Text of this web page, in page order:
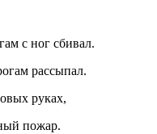
с ног сбивал.
рассыпал.
руках,
пожар.